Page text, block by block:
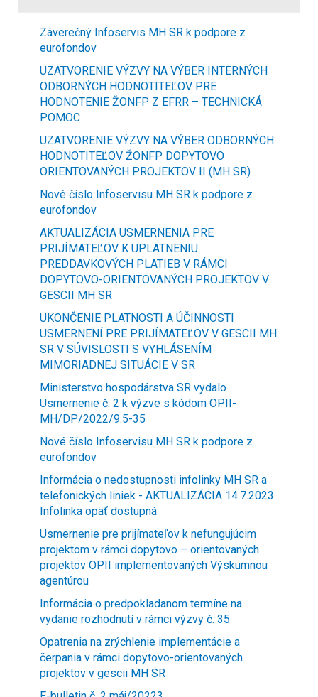
Záverečný Infoservis MH SR k podpore z
eurofondov
UZATVORENIE VÝZVY NA VÝBER INTERNÝCH
ODBORNÝCH HODNOTITEĽOV PRE
HODNOTENIE ŽONFP Z EFRR – TECHNICKÁ
POMOC
UZATVORENIE VÝZVY NA VÝBER ODBORNÝCH
HODNOTITEĽOV ŽONFP DOPYTOVO
ORIENTOVANÝCH PROJEKTOV II (MH SR)
Nové číslo Infoservisu MH SR k podpore z
eurofondov
AKTUALIZÁCIA USMERNENIA PRE
PRIJÍMATEĽOV K UPLATNENIU
PREDDAVKOVÝCH PLATIEB V RÁMCI
DOPYTOVO-ORIENTOVANÝCH PROJEKTOV V
GESCII MH SR
UKONČENIE PLATNOSTI A ÚČINNOSTI
USMERNENÍ PRE PRIJÍMATEĽOV V GESCII MH
SR V SÚVISLOSTI S VYHLÁSENÍM
MIMORIADNEJ SITUÁCIE V SR
Ministerstvo hospodárstva SR vydalo
Usmernenie č. 2 k výzve s kódom OPII-
MH/DP/2022/9.5-35
Nové číslo Infoservisu MH SR k podpore z
eurofondov
Informácia o nedostupnosti infolinky MH SR a
telefonických liniek - AKTUALIZÁCIA 14.7.2023
Infolinka opäť dostupná
Usmernenie pre prijímateľov k nefungujúcim
projektom v rámci dopytovo – orientovaných
projektov OPII implementovaných Výskumnou
agentúrou
Informácia o predpokladanom termíne na
vydanie rozhodnutí v rámci výzvy č. 35
Opatrenia na zrýchlenie implementácie a
čerpania v rámci dopytovo-orientovaných
projektov v gescii MH SR